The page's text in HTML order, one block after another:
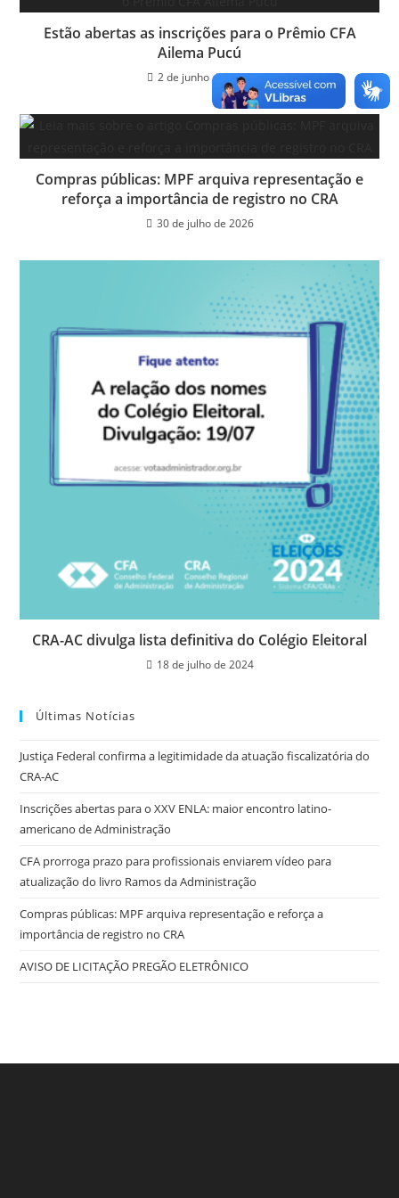
o p er dl
y
Estão abertas as inscrições para o Prêmio CFA
Ailema Pucú
2 de junho de 2025
Compras públicas: MPF arquiva representação e
reforça a importância de registro no CRA
30 de julho de 2026
CRA-AC divulga lista definitiva do Colégio Eleitoral
18 de julho de 2024
Últimas Notícias
Justiça Federal confirma a legitimidade da atuação fiscalizatória do
CRA-AC
Inscrições abertas para o XXV ENLA: maior encontro latino-
americano de Administração
CFA prorroga prazo para profissionais enviarem vídeo para
atualização do livro Ramos da Administração
Compras públicas: MPF arquiva representação e reforça a
importância de registro no CRA
AVISO DE LICITAÇÃO PREGÃO ELETRÔNICO